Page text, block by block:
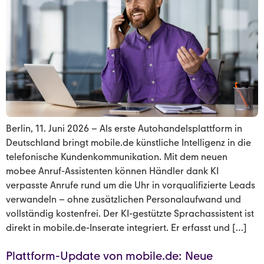
Berlin, 11. Juni 2026 – Als erste Autohandelsplattform in
Deutschland bringt mobile.de künstliche Intelligenz in die
telefonische Kundenkommunikation. Mit dem neuen
mobee Anruf-Assistenten können Händler dank KI
verpasste Anrufe rund um die Uhr in vorqualifizierte Leads
verwandeln – ohne zusätzlichen Personalaufwand und
vollständig kostenfrei. Der KI-gestützte Sprachassistent ist
direkt in mobile.de-Inserate integriert. Er erfasst und […]
Plattform-Update von mobile.de: Neue